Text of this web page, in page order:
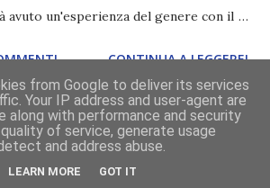
avuto un'esperienza del genere con il
ne ho davvero poca. L'attesa mi
Avevo anche paura di abbandonarlo,
cose e non ne finisco nemmeno
che non mi cagasse nessuno c'è
CONTINUA A LEGGERE!
from Google to deliver its services
Your IP address and user-agent are
along with performance and security
of service, generate usage
and address abuse.
LEARN MORE GOT IT